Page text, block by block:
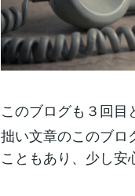
このブログも３回目
拙い文章のこのブロ
こともあり、少し安